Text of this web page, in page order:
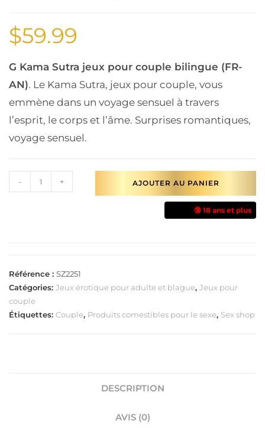
$59.99
G Kama Sutra jeux pour couple bilingue (FR-
AN). Le Kama Sutra, jeux pour couple, vous
emmène dans un voyage sensuel à travers
l’esprit, le corps et l’âme. Surprises romantiques,
voyage sensuel.
- + AJOUTER AU PANIER
🔞 18 ans et plus
Référence : SZ2251
Catégories: Jeux érotique pour adulte et blague, Jeux pour
couple
Étiquettes: Couple, Produits comestibles pour le sexe, Sex shop
DESCRIPTION
AVIS (0)